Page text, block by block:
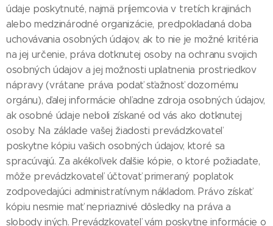
údaje poskytnuté, najmä príjemcovia v tretích krajinách
alebo medzinárodné organizácie, predpokladaná doba
uchovávania osobných údajov, ak to nie je možné kritéria
na jej určenie, práva dotknutej osoby na ochranu svojich
osobných údajov a jej možnosti uplatnenia prostriedkov
nápravy (vrátane práva podať sťažnosť dozornému
orgánu), ďalej informácie ohľadne zdroja osobných údajov,
ak osobné údaje neboli získané od vás ako dotknutej
osoby. Na základe vašej žiadosti prevádzkovateľ
poskytne kópiu vašich osobných údajov, ktoré sa
spracúvajú. Za akékoľvek ďalšie kópie, o ktoré požiadate,
môže prevádzkovateľ účtovať primeraný poplatok
zodpovedajúci administratívnym nákladom. Právo získať
kópiu nesmie mať nepriaznivé dôsledky na práva a
slobody iných. Prevádzkovateľ vám poskytne informácie o